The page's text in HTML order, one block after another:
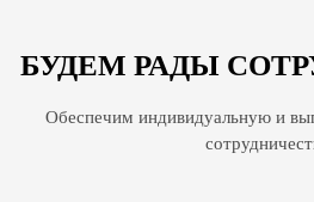
БУДЕМ РАДЫ
Обеспечим индивидуальную и